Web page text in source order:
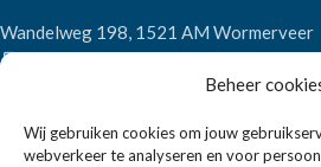
Beheer
Wij gebruiken cookies om jouw
webverkeer te analyseren en voor
Wandelweg 198, 1521 AM Wormerveer
verkoop@eissensfse.nl
KLANTENSERVICE